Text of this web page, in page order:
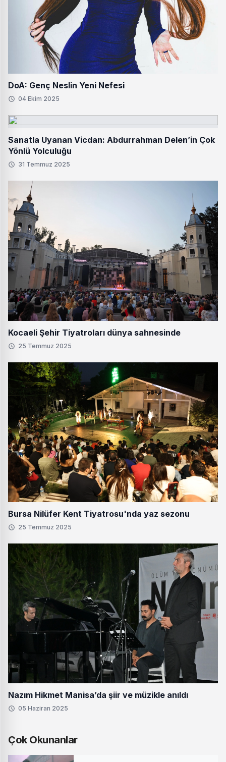
DoA: Genç Neslin Yeni Nefesi
04 Ekim 2025
Sanatla Uyanan Vicdan: Abdurrahman Delen’in Çok
Yönlü Yolculuğu
31 Temmuz 2025
Kocaeli Şehir Tiyatroları dünya sahnesinde
25 Temmuz 2025
Bursa Nilüfer Kent Tiyatrosu'nda yaz sezonu
25 Temmuz 2025
Nazım Hikmet Manisa’da şiir ve müzikle anıldı
05 Haziran 2025
Çok Okunanlar